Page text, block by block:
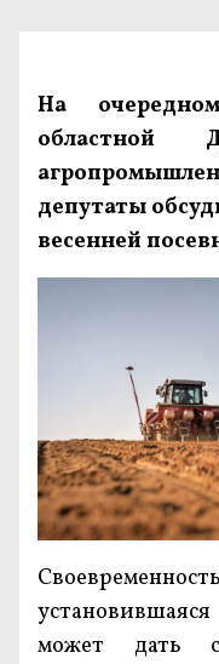
На
областной
депутаты
весенней
может дать